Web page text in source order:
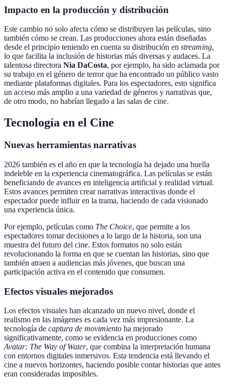
Impacto en la producción y distribución
Este cambio no solo afecta cómo se distribuyen las películas, sino
también cómo se crean. Las producciones ahora están diseñadas
desde el principio teniendo en cuenta su distribución en streaming,
lo que facilita la inclusión de historias más diversas y audaces. La
talentosa directora Nia DaCosta, por ejemplo, ha sido aclamada por
su trabajo en el género de terror que ha encontrado un público vasto
mediante plataformas digitales. Para los espectadores, esto significa
un acceso más amplio a una variedad de géneros y narrativas que,
de otro modo, no habrían llegado a las salas de cine.
Tecnología en el Cine
Nuevas herramientas narrativas
2026 también es el año en que la tecnología ha dejado una huella
indeleble en la experiencia cinematográfica. Las películas se están
beneficiando de avances en inteligencia artificial y realidad virtual.
Estos avances permiten crear narrativas interactivas donde el
espectador puede influir en la trama, haciendo de cada visionado
una experiencia única.
Por ejemplo, películas como The Choice, que permite a los
espectadores tomar decisiones a lo largo de la historia, son una
muestra del futuro del cine. Estos formatos no solo están
revolucionando la forma en que se cuentan las historias, sino que
también atraen a audiencias más jóvenes, que buscan una
participación activa en el contenido que consumen.
Efectos visuales mejorados
Los efectos visuales han alcanzado un nuevo nivel, donde el
realismo en las imágenes es cada vez más impresionante. La
tecnología de captura de movimiento ha mejorado
significativamente, como se evidencia en producciones como
Avatar: The Way of Water, que combina la interpretación humana
con entornos digitales inmersivos. Esta tendencia está llevando el
cine a nuevos horizontes, haciendo posible contar historias que antes
eran consideradas imposibles.